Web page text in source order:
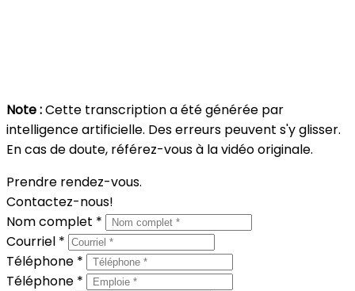
Note :Cette transcription a été générée par
intelligence artificielle. Des erreurs peuvent s'y glisser.
En cas de doute, référez-vous à la vidéo originale.
Prendre rendez-vous.
Contactez-nous!
Nom complet *
Courriel *
Téléphone *
Téléphone *